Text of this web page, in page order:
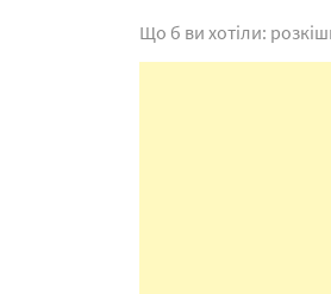
Що б ви хотіли: